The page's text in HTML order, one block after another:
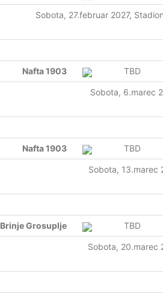
Sobota, 27.februar 2027,
Nafta 1903 TBD
Sobota, 6.marec
Nafta 1903 TBD
Sobota, 13.marec
Brinje Grosuplje TBD
Sobota, 20.marec